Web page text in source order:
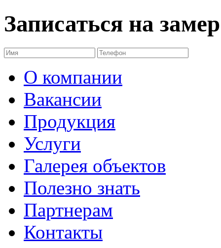
Записаться на замер
О компании
Вакансии
Продукция
Услуги
Галерея объектов
Полезно знать
Партнерам
Контакты